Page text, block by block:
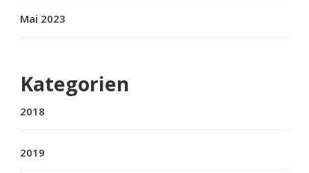
Mai 2023
Kategorien
2018
2019